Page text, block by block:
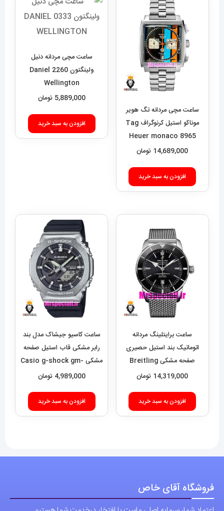
ساعت مچی مردانه تگ هویر
موناکو استیل کرنوگراف Tag
Heuer monaco 8965
14,689,000 تومان
افزودن به سبد خرید
ساعت مچی مردانه دنیل
ولینگتون 2260 Daniel
Wellington
5,889,000 تومان
افزودن به سبد خرید
ساعت برایتلینگ مردانه
اتوماتیک بند استیل حصیری
صفحه مشکی Breitling
Super Ocean 020955
14,319,000 تومان
افزودن به سبد خرید
ساعت کاسیو جیشاک مدل بند
رابر مشکی قاب استیل صفحه
مشکی Casio g-shock gm-
2100 021462
4,989,000 تومان
افزودن به سبد خرید
فروشگاه آقای خاص